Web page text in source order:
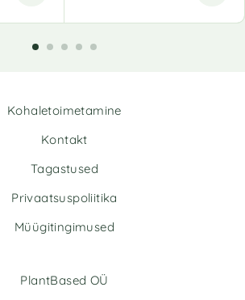
Kohaletoimetamine
Kontakt
Tagastused
Privaatsuspoliitika
Müügitingimused
PlantBased OÜ